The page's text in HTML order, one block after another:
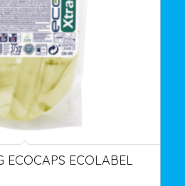
ECOCAPS ECOLABEL